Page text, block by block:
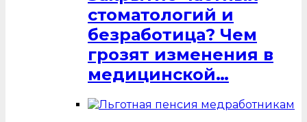
стоматологий и
безработица? Чем
грозят изменения в
медицинской…